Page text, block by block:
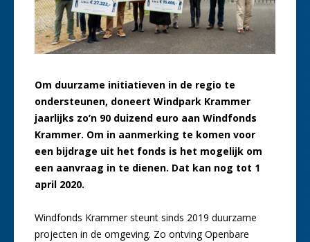
Om duurzame initiatieven in de regio te
ondersteunen, doneert Windpark Krammer
jaarlijks zo’n 90 duizend euro aan Windfonds
Krammer. Om in aanmerking te komen voor
een bijdrage uit het fonds is het mogelijk om
een aanvraag in te dienen. Dat kan nog tot 1
april 2020.
Windfonds Krammer steunt sinds 2019 duurzame
projecten in de omgeving. Zo ontving Openbare